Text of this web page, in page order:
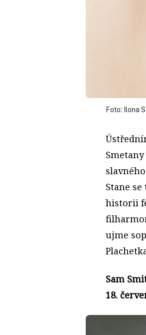
Foto: Ilona
Stane
historii
ujme
Sam
18.